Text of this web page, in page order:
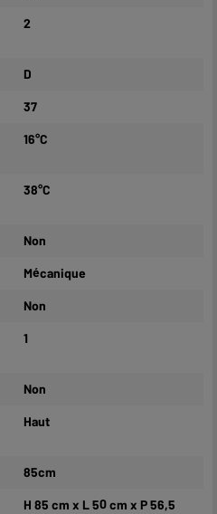
2
D
37
16°C
38°C
Non
Mécanique
Non
1
Non
Haut
85cm
H 85 cm x L 50 cm x P 56,5